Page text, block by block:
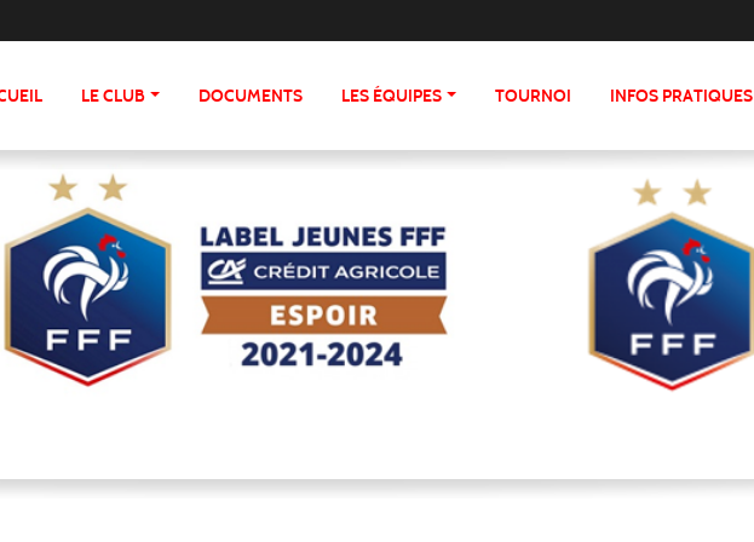
LE CLUB DOCUMENTS LES ÉQUIPES TOURNOI INFOS PRATIQUES